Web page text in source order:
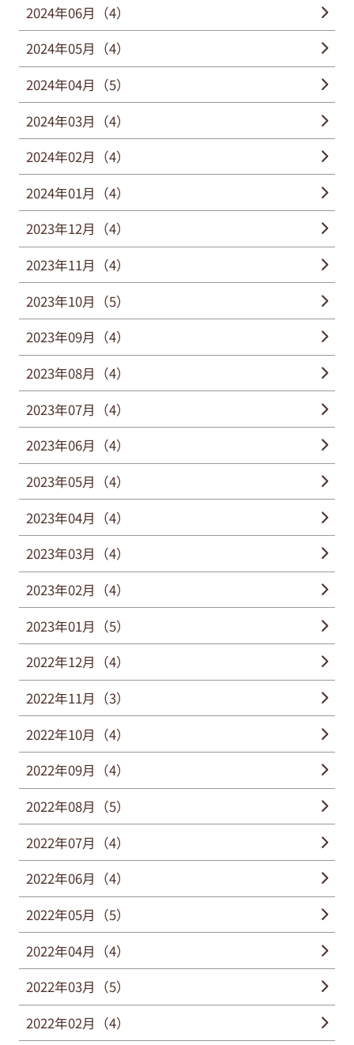
2024年06月（4）
2024年05月（4）
2024年04月（5）
2024年03月（4）
2024年02月（4）
2024年01月（4）
2023年12月（4）
2023年11月（4）
2023年10月（5）
2023年09月（4）
2023年08月（4）
2023年07月（4）
2023年06月（4）
2023年05月（4）
2023年04月（4）
2023年03月（4）
2023年02月（4）
2023年01月（5）
2022年12月（4）
2022年11月（3）
2022年10月（4）
2022年09月（4）
2022年08月（5）
2022年07月（4）
2022年06月（4）
2022年05月（5）
2022年04月（4）
2022年03月（5）
2022年02月（4）